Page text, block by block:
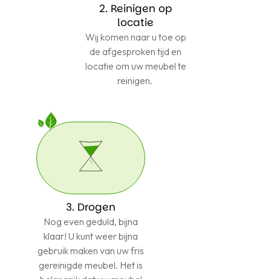
2. Reinigen op
locatie
Wij komen naar u toe op
de afgesproken tijd en
locatie om uw meubel te
reinigen.
3. Drogen
Nog even geduld, bijna
klaar! U kunt weer bijna
gebruik maken van uw fris
gereinigde meubel. Het is